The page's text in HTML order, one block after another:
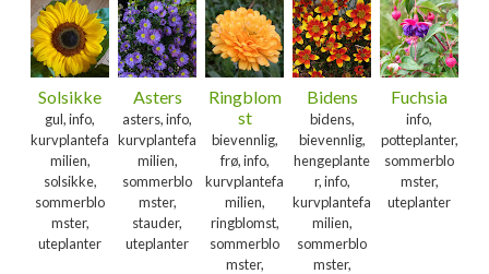
Solsikke
gul, info,
kurvplantefa
milien,
solsikke,
sommerblo
mster,
uteplanter
Asters
asters, info,
kurvplantefa
milien,
sommerblo
mster,
stauder,
uteplanter
Ringblom
st
bievennlig,
frø, info,
kurvplantefa
milien,
ringblomst,
sommerblo
mster,
Bidens
bidens,
bievennlig,
hengeplante
r, info,
kurvplantefa
milien,
sommerblo
mster,
Fuchsia
info,
potteplanter,
sommerblo
mster,
uteplanter